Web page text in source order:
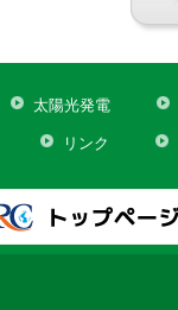
太陽光発電
リンク